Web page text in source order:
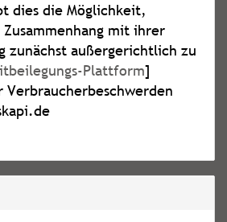
dies die Möglichkeit,
mit ihrer
zunächst außergerichtlich zu
Plattform]
Verbraucherbeschwerden